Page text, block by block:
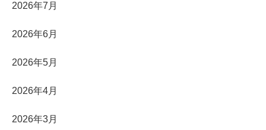
2026年7月
2026年6月
2026年5月
2026年4月
2026年3月